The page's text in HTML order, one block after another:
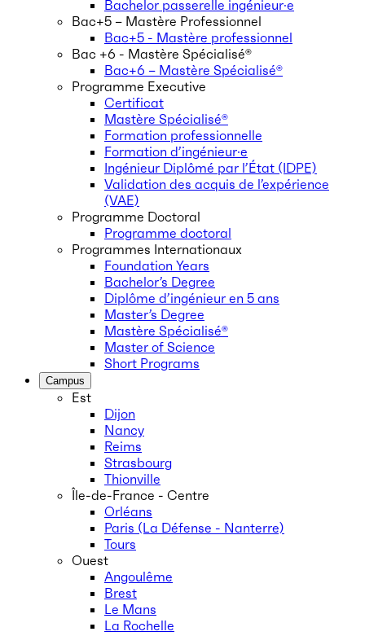
Bachelor passerelle ingénieur·e
Bac+5 – Mastère Professionnel
Bac+5 - Mastère professionnel
Bac +6 - Mastère Spécialisé®
Bac+6 – Mastère Spécialisé®
Programme Executive
Certificat
Mastère Spécialisé®
Formation professionnelle
Formation d’ingénieur·e
Ingénieur Diplômé par l’État (IDPE)
Validation des acquis de l’expérience
(VAE)
Programme Doctoral
Programme doctoral
Programmes Internationaux
Foundation Years
Bachelor’s Degree
Diplôme d’ingénieur en 5 ans
Master’s Degree
Mastère Spécialisé®
Master of Science
Short Programs
Campus
Est
Dijon
Nancy
Reims
Strasbourg
Thionville
Île-de-France - Centre
Orléans
Paris (La Défense - Nanterre)
Tours
Ouest
Angoulême
Brest
Le Mans
La Rochelle